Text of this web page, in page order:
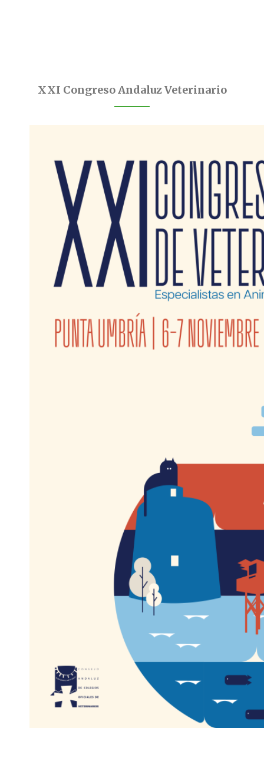
XXI Congreso Andaluz Veterinario